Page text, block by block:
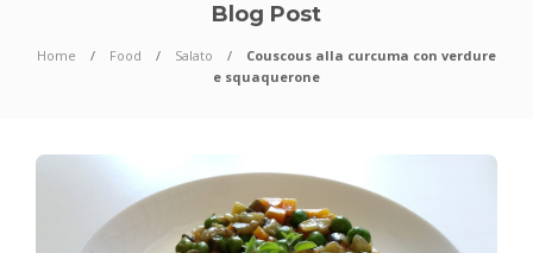
Blog Post
Home Food Salato
Couscous alla curcuma con verdure
e squaquerone